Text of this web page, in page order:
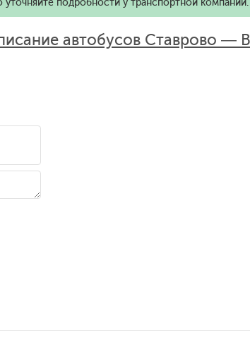
подробности у транспортной компании.
автобусов Ставрово —